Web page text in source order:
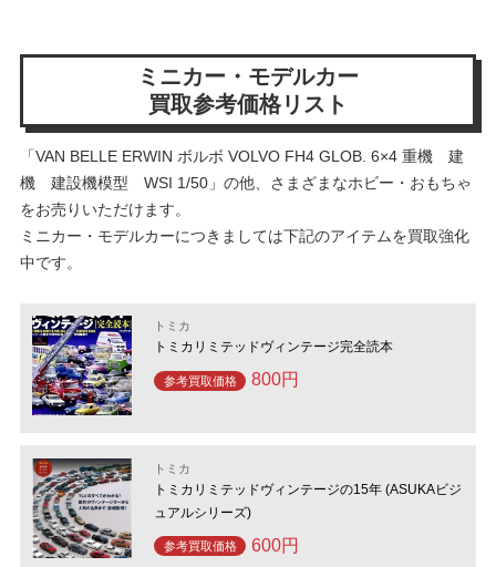
ミニカー・モデルカー
買取参考価格リスト
「VAN BELLE ERWIN ボルボ VOLVO FH4 GLOB. 6×4 重機 建
機 建設機模型 WSI 1/50」の他、さまざまなホビー・おもちゃ
をお売りいただけます。
ミニカー・モデルカーにつきましては下記のアイテムを買取強化
中です。
トミカ
トミカリミテッドヴィンテージ完全読本
参考買取価格 800円
トミカ
トミカリミテッドヴィンテージの15年 (ASUKAビジ
ュアルシリーズ)
参考買取価格 600円